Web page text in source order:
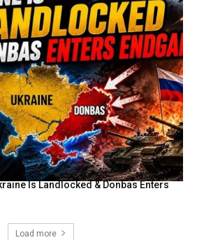
Is Landlocked & Donbas Enters
Load more